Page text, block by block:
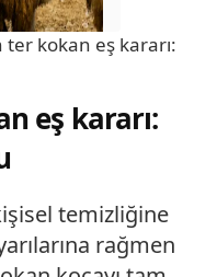
ter kokan eş kararı:
eş kararı:
temizliğine
rağmen